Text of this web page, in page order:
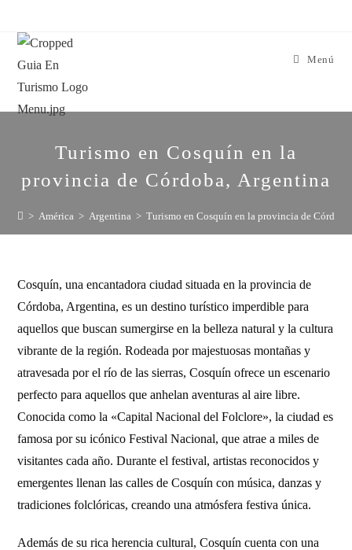
Menú
Turismo en Cosquín en la
provincia de Córdoba, Argentina
> América > Argentina > Turismo en Cosquín en la provincia de
Cosquín, una encantadora ciudad situada en la provincia de
Córdoba, Argentina, es un destino turístico imperdible para
aquellos que buscan sumergirse en la belleza natural y la cultura
vibrante de la región. Rodeada por majestuosas montañas y
atravesada por el río de las sierras, Cosquín ofrece un escenario
perfecto para aquellos que anhelan aventuras al aire libre.
Conocida como la «Capital Nacional del Folclore», la ciudad es
famosa por su icónico Festival Nacional, que atrae a miles de
visitantes cada año. Durante el festival, artistas reconocidos y
emergentes llenan las calles de Cosquín con música, danzas y
tradiciones folclóricas, creando una atmósfera festiva única.
Además de su rica herencia cultural, Cosquín cuenta con una